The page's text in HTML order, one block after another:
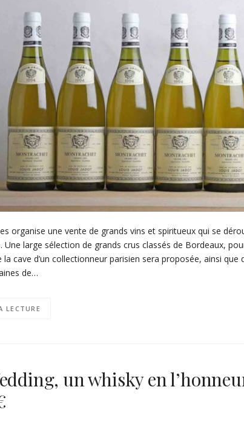
organise une vente de grands vins et spiritueux qui se
Une large sélection de grands crus classés de Bordeaux,
la cave d’un collectionneur parisien sera proposée, ainsi
de…
LECTURE
un whisky en